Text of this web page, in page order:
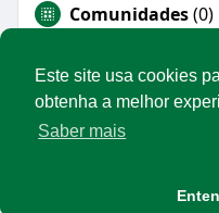
Este site usa cookies
obtenha a melhor
Saber mais
Comunidades(0)
©
Início
Sobre